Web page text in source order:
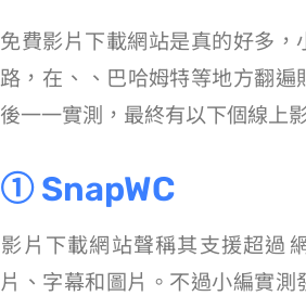
免費影片下載網站是真的好多，
路，在 PTT、Dcard、巴哈姆特等地方翻
後一一實測，最終有以下 14 個線上
① SnapWC
影片下載網站聲稱其支援超過
片、字幕和圖片。不過小編實測